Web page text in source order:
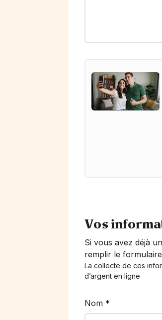
Vos
Si vous avez déjà
remplir le
La collecte de ces
d’argent en ligne
Nom *